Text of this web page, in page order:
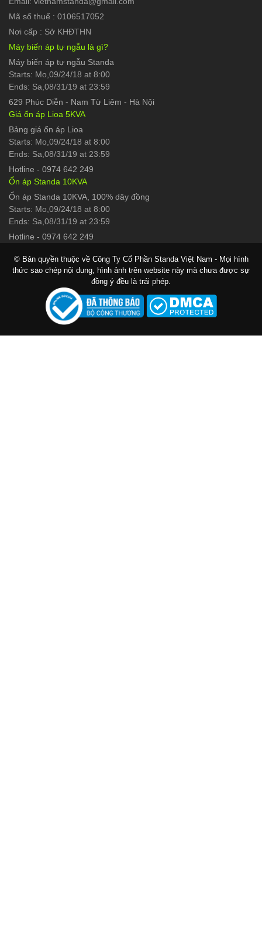
Mã số thuế : 0106517052
Nơi cấp : Sở KHĐTHN
Máy biến áp tự ngẫu là gì?
Máy biến áp tự ngẫu Standa
Starts: Mo,09/24/18 at 8:00
Ends: Sa,08/31/19 at 23:59
629 Phúc Diễn - Nam Từ Liêm - Hà Nội
Giá ổn áp Lioa 5KVA
Bảng giá ổn áp Lioa
Starts: Mo,09/24/18 at 8:00
Ends: Sa,08/31/19 at 23:59
Hotline - 0974 642 249
Ổn áp Standa 10KVA
Ổn áp Standa 10KVA, 100% dây đồng
Starts: Mo,09/24/18 at 8:00
Ends: Sa,08/31/19 at 23:59
Hotline - 0974 642 249
© Bản quyền thuộc về Công Ty Cổ Phần Standa Việt Nam - Mọi hình
thức sao chép nội dung, hình ảnh trên website này mà chưa được sự
đồng ý đều là trái phép.